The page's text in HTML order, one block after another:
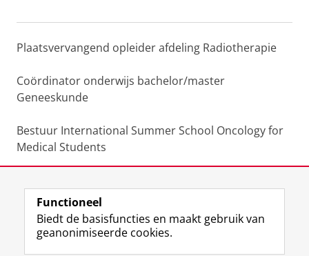
e
r
h
P
o
t
a
Plaatsvervangend opleider afdeling Radiotherapie
Coördinator onderwijs bachelor/master
Geneeskunde
Bestuur International Summer School Oncology for
Medical Students
Laatst gewijzigd: 25 juni 2022 08:56
Functioneel
Biedt de basisfuncties en maakt gebruik van
geanonimiseerde cookies.